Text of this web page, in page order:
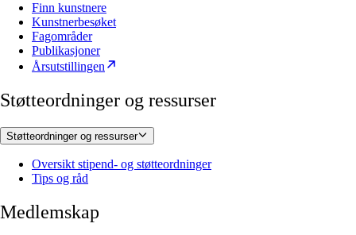
Finn kunstnere
Kunstnerbesøket
Fagområder
Publikasjoner
Årsutstillingen
Støtteordninger og ressurser
Støtteordninger og ressurser
Oversikt stipend- og støtteordninger
Tips og råd
Medlemskap